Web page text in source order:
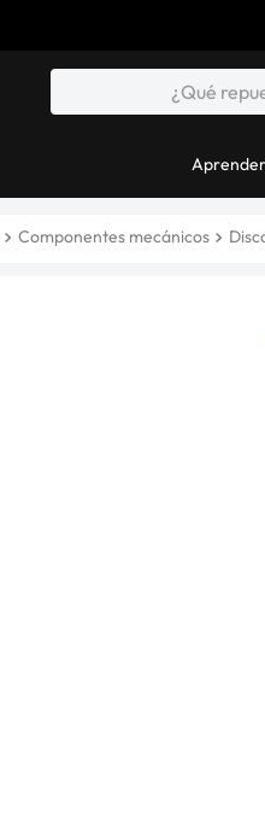
Aprender
Componentes mecánicos